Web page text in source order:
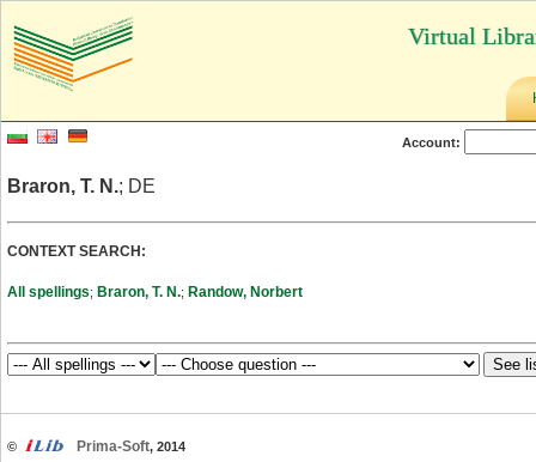
Virtual
Account:
Braron, T. N.; DE
CONTEXT SEARCH:
All spellings; Braron, T. N.; Randow, Norbert
© Prima-Soft, 2014